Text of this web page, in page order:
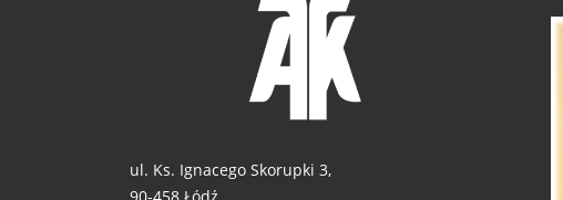
ul. Ks. Ignacego Skorupki 3,